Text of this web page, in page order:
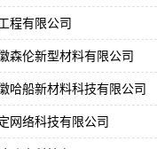
程有限公司
森伦新型材料有限公司
哈船新材料科技有限公司
网络科技有限公司